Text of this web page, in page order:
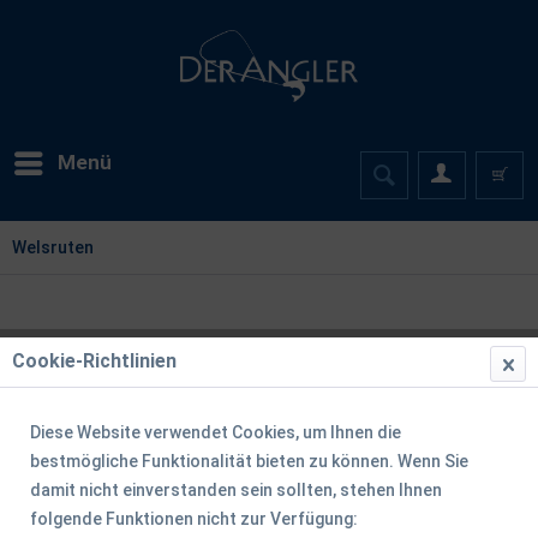
Menü
Welsruten
Cookie-Richtlinien
Diese Website verwendet Cookies, um Ihnen die
bestmögliche Funktionalität bieten zu können. Wenn Sie
damit nicht einverstanden sein sollten, stehen Ihnen
folgende Funktionen nicht zur Verfügung: